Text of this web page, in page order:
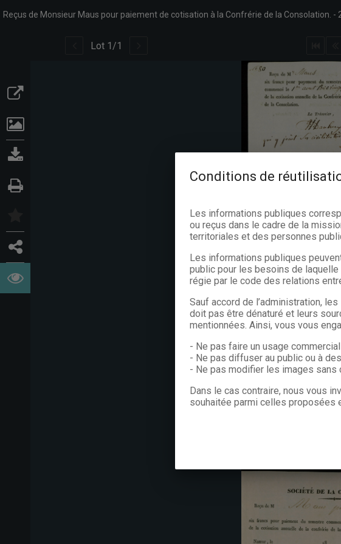
Reçus de Monsieur Maus pour paiement de cotisation à la Confrérie de la Consolation.
Lot 1 /1
Conditions de
Les informations publiques
ou reçus dans le cadre de la
territoriales et des personnes
Les informations publiques
public pour les besoins de
régie par le code des relations
Sauf accord de l’administration,
doit pas être dénaturé et leurs
mentionnées. Ainsi, vous vous
- Ne pas faire un usage
- Ne pas diffuser au public ou à
- Ne pas modifier les images sans
Dans le cas contraire, nous vous
souhaitée parmi celles proposées